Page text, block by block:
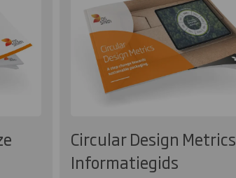
Circular Design Metrics
Informatiegids